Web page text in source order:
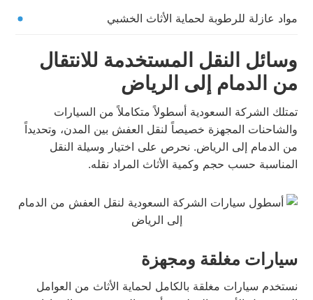
مواد عازلة للرطوبة لحماية الأثاث الخشبي
وسائل النقل المستخدمة للانتقال
من الدمام إلى الرياض
تمتلك الشركة السعودية أسطولاً متكاملاً من السيارات
والشاحنات المجهزة خصيصاً لنقل العفش بين المدن، وتحديداً
من الدمام إلى الرياض. نحرص على اختيار وسيلة النقل
المناسبة حسب حجم وكمية الأثاث المراد نقله.
سيارات مغلقة ومجهزة
نستخدم سيارات مغلقة بالكامل لحماية الأثاث من العوامل